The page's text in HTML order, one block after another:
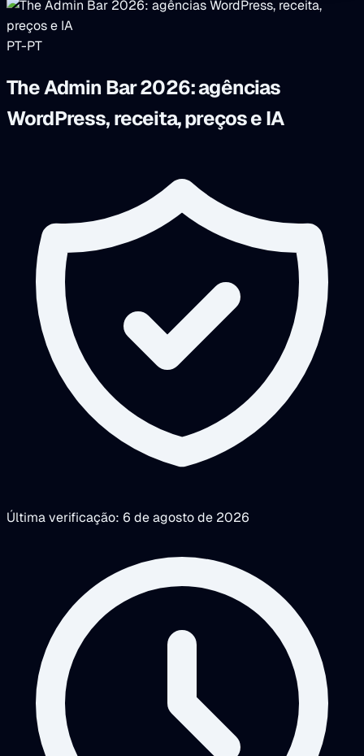
PT-PT
The Admin Bar 2026: agências
WordPress, receita, preços e IA
Última verificação: 6 de agosto de 2026